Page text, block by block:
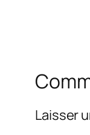
Laisser